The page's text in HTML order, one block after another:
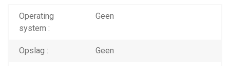
Operating
system :
Geen
Opslag : Geen